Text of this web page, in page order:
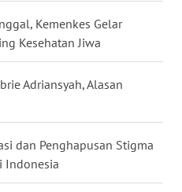
Kemenkes Gelar
Kesehatan Jiwa
Adriansyah, Alasan
dan Penghapusan Stigma
Indonesia